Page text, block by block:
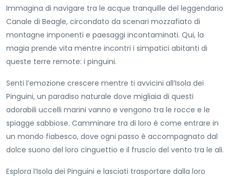
Immagina di navigare tra le acque tranquille del leggendario
Canale di Beagle, circondato da scenari mozzafiato di
montagne imponenti e paesaggi incontaminati. Qui, la
magia prende vita mentre incontri i simpatici abitanti di
queste terre remote: i pinguini.
Senti l’emozione crescere mentre ti avvicini all’Isola dei
Pinguini, un paradiso naturale dove migliaia di questi
adorabili uccelli marini vanno e vengono tra le rocce e le
spiagge sabbiose. Camminare tra di loro è come entrare in
un mondo fiabesco, dove ogni passo è accompagnato dal
dolce suono del loro cinguettio e il fruscio del vento tra le ali.
Esplora l’Isola dei Pinguini e lasciati trasportare dalla loro